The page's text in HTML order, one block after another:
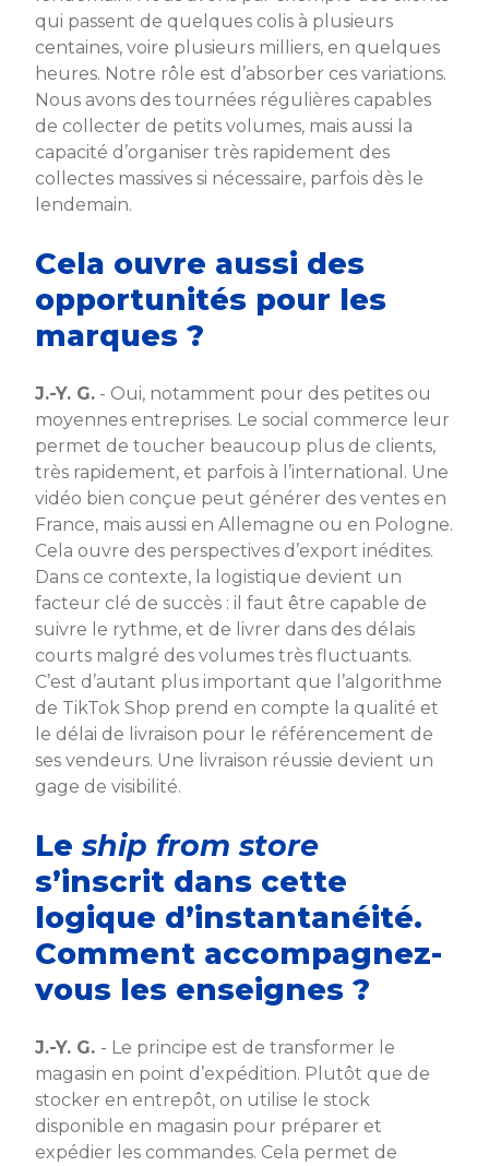
qui passent de quelques colis à plusieurs
centaines, voire plusieurs milliers, en quelques
heures. Notre rôle est d’absorber ces variations.
Nous avons des tournées régulières capables
de collecter de petits volumes, mais aussi la
capacité d’organiser très rapidement des
collectes massives si nécessaire, parfois dès le
lendemain.
Cela ouvre aussi des
opportunités pour les
marques ?
J.-Y. G. - Oui, notamment pour des petites ou
moyennes entreprises. Le social commerce leur
permet de toucher beaucoup plus de clients,
très rapidement, et parfois à l’international. Une
vidéo bien conçue peut générer des ventes en
France, mais aussi en Allemagne ou en Pologne.
Cela ouvre des perspectives d’export inédites.
Dans ce contexte, la logistique devient un
facteur clé de succès : il faut être capable de
suivre le rythme, et de livrer dans des délais
courts malgré des volumes très fluctuants.
C’est d’autant plus important que l’algorithme
de TikTok Shop prend en compte la qualité et
le délai de livraison pour le référencement de
ses vendeurs. Une livraison réussie devient un
gage de visibilité.
Leship from store
s’inscrit dans cette
logique d’instantanéité.
Comment accompagnez-
vous les enseignes ?
J.-Y. G. - Le principe est de transformer le
magasin en point d’expédition. Plutôt que de
stocker en entrepôt, on utilise le stock
disponible en magasin pour préparer et
expédier les commandes. Cela permet de